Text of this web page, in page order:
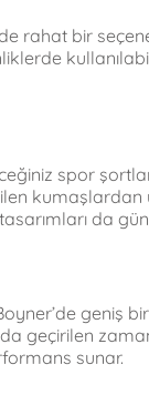
rahat bir
spor
da
geniş
geçirilen
sunar.